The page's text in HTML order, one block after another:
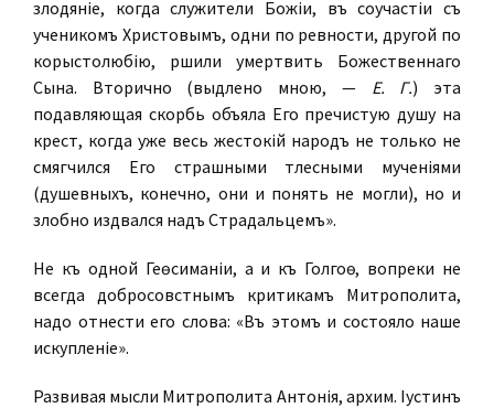
злодѣяніе, когда служители Божіи, въ соучастіи съ
ученикомъ Христовымъ, одни по ревности, другой по
корыстолюбію, рѣшили умертвить Божественнаго
Сына. Вторично (выдѣлено мною, — Е. Г.) эта
подавляющая скорбь объяла Его пречистую душу на
крестѣ, когда уже весь жестокій народъ не только не
смягчился Его страшными тѣлесными мученіями
(душевныхъ, конечно, они и понять не могли), но и
злобно издѣвался надъ Страдальцемъ».
Не къ одной Геѳсиманіи, а и къ Голгоѳѣ, вопреки не
всегда добросовѣстнымъ критикамъ Митрополита,
надо отнести его слова: «Въ этомъ и состояло наше
искупленіе».
Развивая мысли Митрополита Антонія, архим. Іустинъ